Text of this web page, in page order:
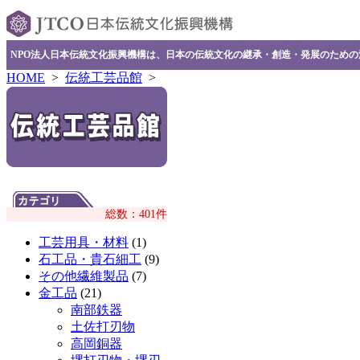
NPO法人日本伝統文化振興機構は、日本の伝統文化の継承・創造・発展のための
HOME > 伝統工芸品館 >
総数：401件
工芸用具・材料 (1)
石工品・貴石細工 (9)
その他繊維製品 (7)
金工品 (21)
南部鉄器
土佐打刃物
高岡銅器